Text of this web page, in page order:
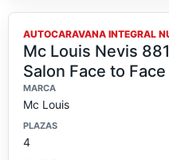
OFERTA
AUTOCARAVANA INTEGRAL
Mc Louis Nevis
Salon Face to Face
MARCA
Mc Louis
PLAZAS
4